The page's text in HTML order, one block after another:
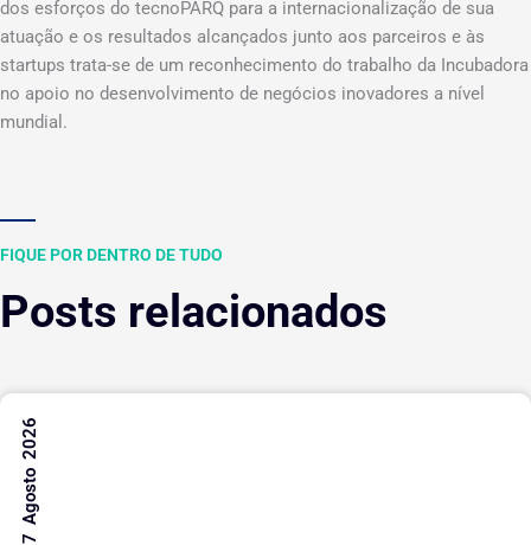
dos esforços do tecnoPARQ para a internacionalização de sua
atuação e os resultados alcançados junto aos parceiros e às
startups trata-se de um reconhecimento do trabalho da Incubadora
no apoio no desenvolvimento de negócios inovadores a nível
mundial.
FIQUE POR DENTRO DE TUDO
Posts relacionados
7 Agosto 2026